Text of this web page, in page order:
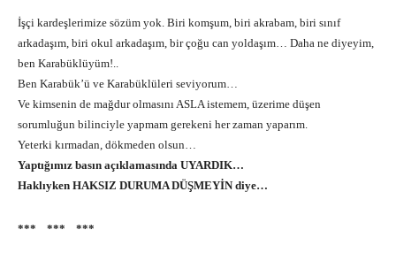
İşçi kardeşlerimize sözüm yok. Biri komşum, biri akrabam, biri sınıf
arkadaşım, biri okul arkadaşım, bir çoğu can yoldaşım… Daha ne diyeyim,
ben Karabüklüyüm!..
Ben Karabük’ü ve Karabüklüleri seviyorum…
Ve kimsenin de mağdur olmasını ASLA istemem, üzerime düşen
sorumluğun bilinciyle yapmam gerekeni her zaman yaparım.
Yeterki kırmadan, dökmeden olsun…
Yaptığımız basın açıklamasında UYARDIK…
Haklıyken HAKSIZ DURUMA DÜŞMEYİN diye…
*** *** ***